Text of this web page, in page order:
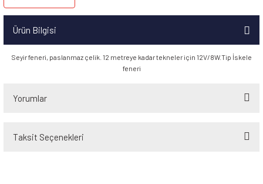
Ürün Bilgisi
Seyir feneri, paslanmaz çelik. 12 metreye kadar tekneler için 12V/8W.Tip İskele
feneri
Yorumlar
Taksit Seçenekleri